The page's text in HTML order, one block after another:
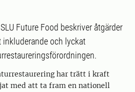
Future Food beskriver åtgärder
och lyckat
har trätt i kraft
med att ta fram en nationell